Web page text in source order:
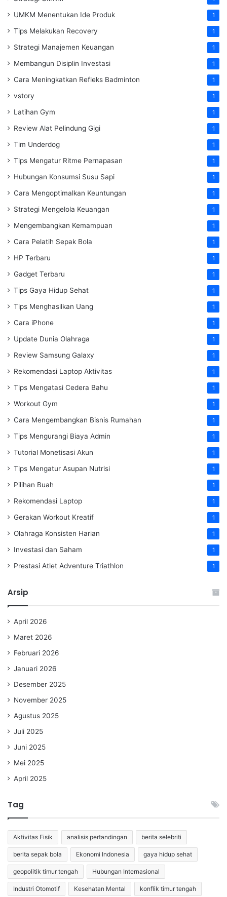
UMKM Menentukan Ide Produk 1
Tips Melakukan Recovery 1
Strategi Manajemen Keuangan 1
Membangun Disiplin Investasi 1
Cara Meningkatkan Refleks Badminton 1
vstory 1
Latihan Gym 1
Review Alat Pelindung Gigi 1
Tim Underdog 1
Tips Mengatur Ritme Pernapasan 1
Hubungan Konsumsi Susu Sapi 1
Cara Mengoptimalkan Keuntungan 1
Strategi Mengelola Keuangan 1
Mengembangkan Kemampuan 1
Cara Pelatih Sepak Bola 1
HP Terbaru 1
Gadget Terbaru 1
Tips Gaya Hidup Sehat 1
Tips Menghasilkan Uang 1
Cara iPhone 1
Update Dunia Olahraga 1
Review Samsung Galaxy 1
Rekomendasi Laptop Aktivitas 1
Tips Mengatasi Cedera Bahu 1
Workout Gym 1
Cara Mengembangkan Bisnis Rumahan 1
Tips Mengurangi Biaya Admin 1
Tutorial Monetisasi Akun 1
Tips Mengatur Asupan Nutrisi 1
Pilihan Buah 1
Rekomendasi Laptop 1
Gerakan Workout Kreatif 1
Olahraga Konsisten Harian 1
Investasi dan Saham 1
Prestasi Atlet Adventure Triathlon 1
Arsip
April 2026
Maret 2026
Februari 2026
Januari 2026
Desember 2025
November 2025
Agustus 2025
Juli 2025
Juni 2025
Mei 2025
April 2025
Tag
Aktivitas Fisik analisis pertandingan berita selebriti
berita sepak bola Ekonomi Indonesia gaya hidup sehat
geopolitik timur tengah Hubungan Internasional
Industri Otomotif Kesehatan Mental konflik timur tengah